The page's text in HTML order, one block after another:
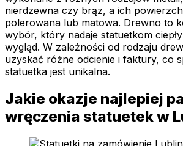
nierdzewna czy brąz, a ich
polerowana lub matowa. Drewno to
wybór, który nadaje statuetkom
wygląd. W zależności od rodzaju
uzyskać różne odcienie i faktury, co
statuetka jest unikalna.
Jakie okazje najlepiej
wręczenia statuetek w